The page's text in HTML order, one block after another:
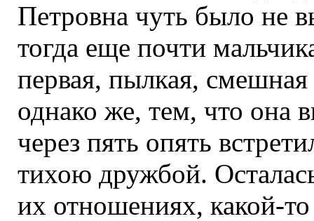
Петровна чуть было не
тогда еще почти
первая, пылкая,
однако же, тем, что она
через пять опять
тихою дружбой.
их отношениях, какой-